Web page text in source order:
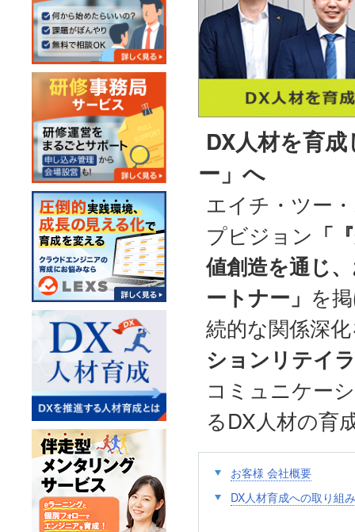
DX人材を育
ー」へ
エイチ・ツー
プビジョン 「
値創造を通じ
ートナー」 を
続的な関係深
ションリテイ
コミュニケー
るDX人材の育
お客様 会社概要
DX人材育成への取り組